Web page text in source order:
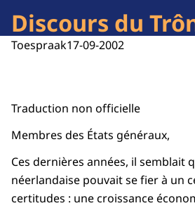
Discours du
Toespraak17-09-2002
Traduction non officielle
Membres des États généraux,
Ces dernières années, il semblait
néerlandaise pouvait se fier à un
certitudes : une croissance